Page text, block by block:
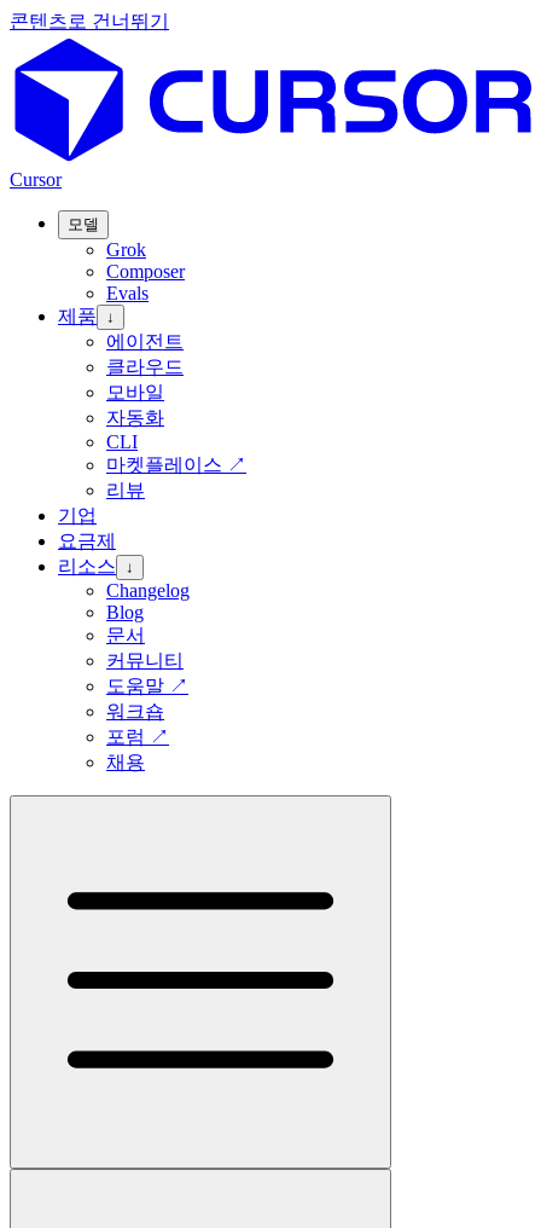
콘텐츠로 건너뛰기
Cursor
모델
Grok
Composer
Evals
제품
↓
에이전트
클라우드
모바일
자동화
CLI
마켓플레이스 ↗
리뷰
기업
요금제
리소스
↓
Changelog
Blog
문서
커뮤니티
도움말 ↗
워크숍
포럼 ↗
채용